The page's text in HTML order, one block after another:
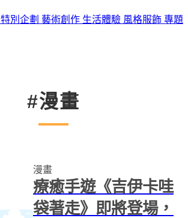
特別企劃 藝術創作 生活體驗 風格服飾 專題
#漫畫
漫畫
療癒手遊《吉伊卡哇
袋著走》即將登場，